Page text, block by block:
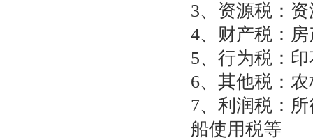
3、资源税：
4、财产税：
5、行为税：
6、其他税：
7、利润税：
船使用税等